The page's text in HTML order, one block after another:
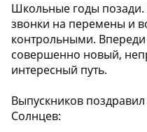
Школьные годы
звонки на перемены и
контрольными.
совершенно новый,
интересный путь.
Выпускников
Солнцев: